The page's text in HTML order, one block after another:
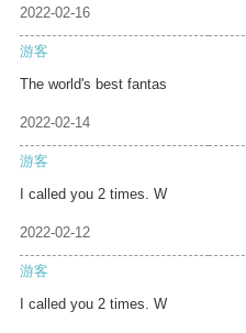
2022-02-16
游客
The world's best fantas
2022-02-14
游客
I called you 2 times. W
2022-02-12
游客
I called you 2 times. W